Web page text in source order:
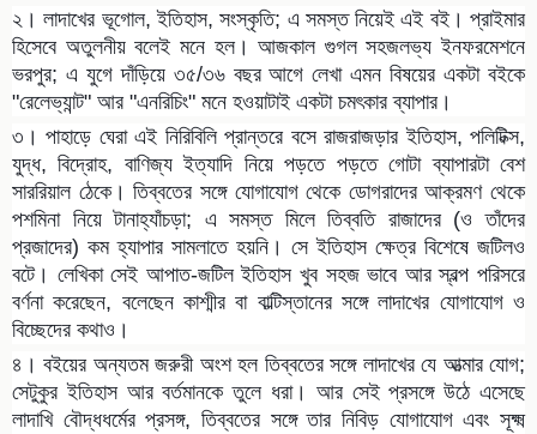
২। লাদাখের ভূগোল, ইতিহাস, সংস্কৃতি; এ সমস্ত নিয়েই এই বই। প্রাইমার
হিসেবে অতুলনীয় বলেই মনে হল। আজকাল গুগল সহজলভ্য ইনফরমেশনে
ভরপুর; এ যুগে দাঁড়িয়ে ৩৫/৩৬ বছর আগে লেখা এমন বিষয়ের একটা বইকে
"রেলেভ্যান্ট" আর "এনরিচিং" মনে হওয়াটাই একটা চমৎকার ব্যাপার।
৩। পাহাড়ে ঘেরা এই নিরিবিলি প্রান্তরে বসে রাজরাজড়ার ইতিহাস, পলিটিক্স,
যুদ্ধ, বিদ্রোহ, বাণিজ্য ইত্যাদি নিয়ে পড়তে পড়তে গোটা ব্যাপারটা বেশ
সাররিয়াল ঠেকে। তিব্বতের সঙ্গে যোগাযোগ থেকে ডোগরাদের আক্রমণ থেকে
পশমিনা নিয়ে টানাহ্যাঁচড়া; এ সমস্ত মিলে তিব্বতি রাজাদের (ও তাঁদের
প্রজাদের) কম হ্যাপার সামলাতে হয়নি। সে ইতিহাস ক্ষেত্র বিশেষে জটিলও
বটে। লেখিকা সেই আপাত-জটিল ইতিহাস খুব সহজ ভাবে আর স্বল্প পরিসরে
বর্ণনা করেছেন, বলেছেন কাশ্মীর বা বাল্টিস্তানের সঙ্গে লাদাখের যোগাযোগ ও
বিচ্ছেদের কথাও।
৪। বইয়ের অন্যতম জরুরী অংশ হল তিব্বতের সঙ্গে লাদাখের যে আত্মার যোগ;
সেটুকুর ইতিহাস আর বর্তমানকে তুলে ধরা। আর সেই প্রসঙ্গে উঠে এসেছে
লাদাখি বৌদ্ধধর্মের প্রসঙ্গ, তিব্বতের সঙ্গে তার নিবিড় যোগাযোগ এবং সূক্ষ্ম